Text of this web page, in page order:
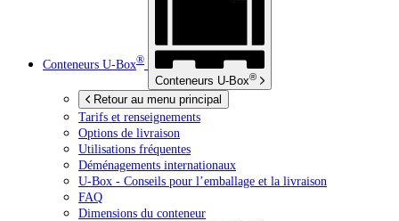
Conteneurs U-Box®
Conteneurs U-Box®
Retour au menu principal
Tarifs et renseignements
Options de livraison
Utilisations fréquentes
Déménagements internationaux
U-Box - Conseils pour l’emballage et la livraison
FAQ
Dimensions du conteneur